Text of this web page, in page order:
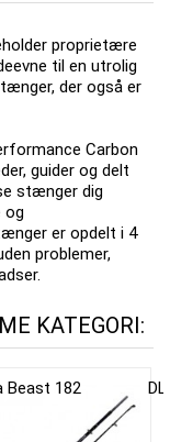
proprietære
til en utrolig
der også er
Carbon
guider og delt
stænger dig
og
er opdelt i 4
problemer,
KATEGORI: